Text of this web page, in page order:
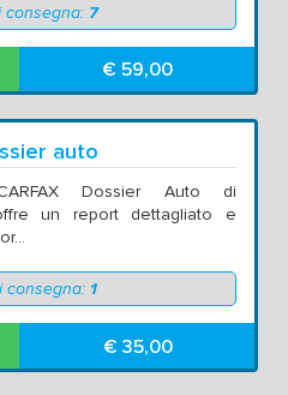
consegna: 7
€ 59,00
auto
Dossier Auto di
un report dettagliato e
consegna: 1
€ 35,00